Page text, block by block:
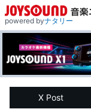
powered byナタリー
X Post